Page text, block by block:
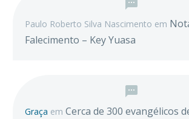
Paulo Roberto Silva Nascimento em
Falecimento – Key Yuasa
Graça em Cerca de 300 evangélicos